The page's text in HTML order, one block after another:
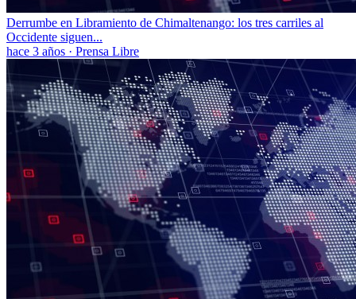
Derrumbe en Libramiento de Chimaltenango: los tres carriles al
Occidente siguen...
hace 3 años · Prensa Libre